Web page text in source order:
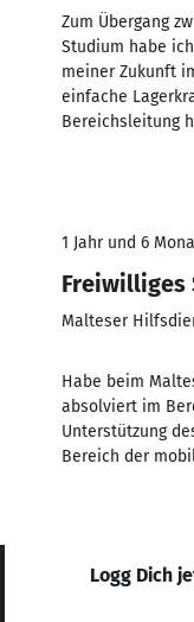
Zum Übergang
Studium habe
meiner Zukunft
einfache
Bereichsleitung
1 Jahr und 6
Freiwilliges
Malteser
Habe beim
absolviert im
Unterstützung
Bereich der
Logg Dich